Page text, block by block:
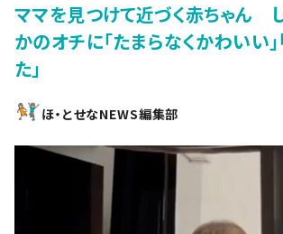
ママを見つけて近づく赤ちゃん
かのオチに「たまらなくかわいい」
た」
ほ・とせなNEWS編集部